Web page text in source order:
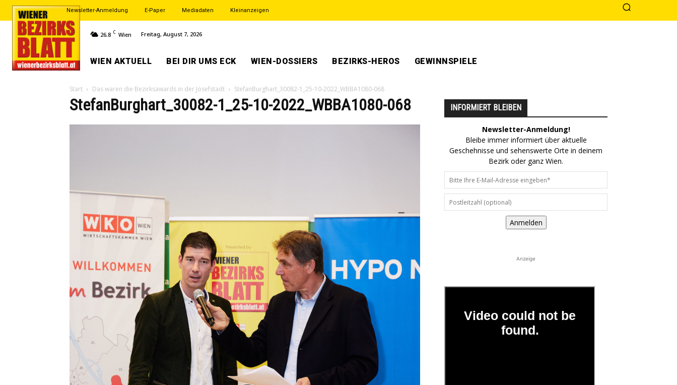
Newsletter-Anmeldung E-Paper Mediadaten Kleinanzeigen
26.8 C Wien Freitag, August 7, 2026
WIEN AKTUELL BEI DIR UMS ECK WIEN-DOSSIERS BEZIRKS-HEROS GEWINNSPIELE
Start Das waren die Bezirksawards in der Josefstadt StefanBurghart_30082-1_25-10-2022_WBBA1080-068
StefanBurghart_30082-1_25-10-2022_WBBA1080-068 INFORMIERT BLEIBEN
Newsletter-Anmeldung!
Bleibe immer informiert über aktuelle
Geschehnisse und sehenswerte Orte in deinem
Bezirk oder ganz Wien.
Anmelden
Anzeige